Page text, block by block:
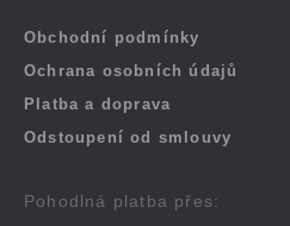
Obchodní podmínky
Ochrana osobních údajů
Platba a doprava
Odstoupení od smlouvy
Pohodlná platba přes: